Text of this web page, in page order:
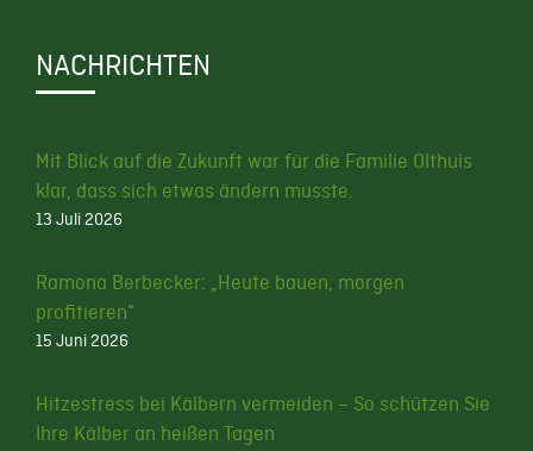
NACHRICHTEN
Mit Blick auf die Zukunft war für die Familie Olthuis
klar, dass sich etwas ändern musste.
13 Juli 2026
Ramona Berbecker: „Heute bauen, morgen
profitieren“
15 Juni 2026
Hitzestress bei Kälbern vermeiden – So schützen Sie
Ihre Kälber an heißen Tagen